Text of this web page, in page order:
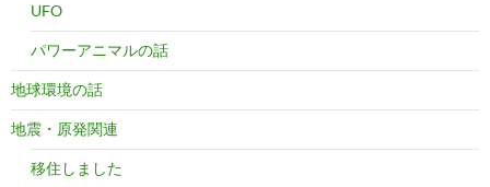
UFO
パワーアニマルの話
地球環境の話
地震・原発関連
移住しました